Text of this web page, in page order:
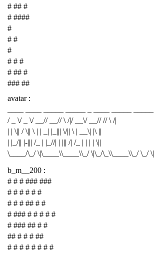
# ## #
# ####
#
# #
#
# # #
# ## #
### ##
avatar :
/ _ \/ _ \/ __// __// \ /|/ __\/ __// // \ /|
| | \|| / \|| \ | | _| |_||| \/|| \ | __\| |\ ||
| |_/|| |-||| /_ | |_//| | ||| /| /_ | | | | \||
\____/\_/ \|\____\\____\\_/ \|\_/\_\\____\\_/ \_/ \|
b_m__200 :
# # # ### ###
# # # # # #
# # # ## # #
# ### # # # # #
# ### ## # #
## # # # ##
# # # # # # # #